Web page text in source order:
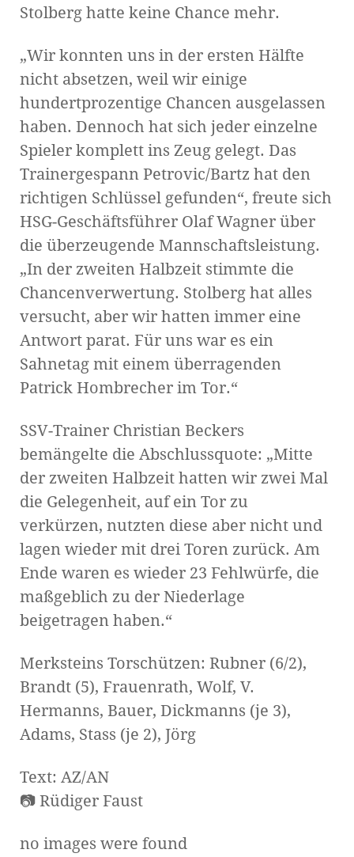
Stolberg hatte keine Chance mehr.
„Wir konnten uns in der ersten Hälfte
nicht absetzen, weil wir einige
hundertprozentige Chancen ausgelassen
haben. Dennoch hat sich jeder einzelne
Spieler komplett ins Zeug gelegt. Das
Trainergespann Petrovic/Bartz hat den
richtigen Schlüssel gefunden“, freute sich
HSG-Geschäftsführer Olaf Wagner über
die überzeugende Mannschaftsleistung.
„In der zweiten Halbzeit stimmte die
Chancenverwertung. Stolberg hat alles
versucht, aber wir hatten immer eine
Antwort parat. Für uns war es ein
Sahnetag mit einem überragenden
Patrick Hombrecher im Tor.“
SSV-Trainer Christian Beckers
bemängelte die Abschlussquote: „Mitte
der zweiten Halbzeit hatten wir zwei Mal
die Gelegenheit, auf ein Tor zu
verkürzen, nutzten diese aber nicht und
lagen wieder mit drei Toren zurück. Am
Ende waren es wieder 23 Fehlwürfe, die
maßgeblich zu der Niederlage
beigetragen haben.“
Merksteins Torschützen: Rubner (6/2),
Brandt (5), Frauenrath, Wolf, V.
Hermanns, Bauer, Dickmanns (je 3),
Adams, Stass (je 2), Jörg
Text: AZ/AN
📷 Rüdiger Faust
no images were found